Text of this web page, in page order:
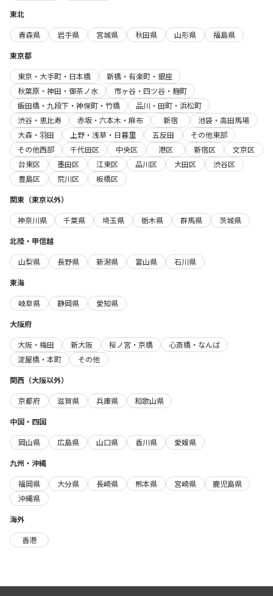
東北
青森県
岩手県 宮城県 秋田県 山形県
福島県
東京都
東京・大手町・日本橋
新橋・有楽町・銀座
秋葉原・神田・御茶ノ水
市ヶ谷・四ツ谷・麹町
飯田橋・九段下・神保町・竹橋
品川・田町・浜松町
渋谷・恵比寿
赤坂・六本木・麻布 新宿
池袋・高田馬場
大森・羽田
上野・浅草・日暮里 五反田
その他東部
その他西部
千代田区 中央区 港区 新宿区
文京区
台東区
墨田区 江東区 品川区 大田区
渋谷区
豊島区
荒川区
板橋区
関東（東京以外）
神奈川県
千葉県 埼玉県 栃木県 群馬県
茨城県
北陸・甲信越
山梨県
長野県 新潟県 富山県
石川県
東海
岐阜県
静岡県
愛知県
大阪府
大阪・梅田
新大阪 桜ノ宮・京橋
心斎橋・なんば
淀屋橋・本町
その他
関西（大阪以外）
京都府
滋賀県 兵庫県
和歌山県
中国・四国
岡山県
広島県 山口県 香川県
愛媛県
九州・沖縄
福岡県
大分県 長崎県 熊本県 宮崎県
鹿児島県
沖縄県
海外
香港